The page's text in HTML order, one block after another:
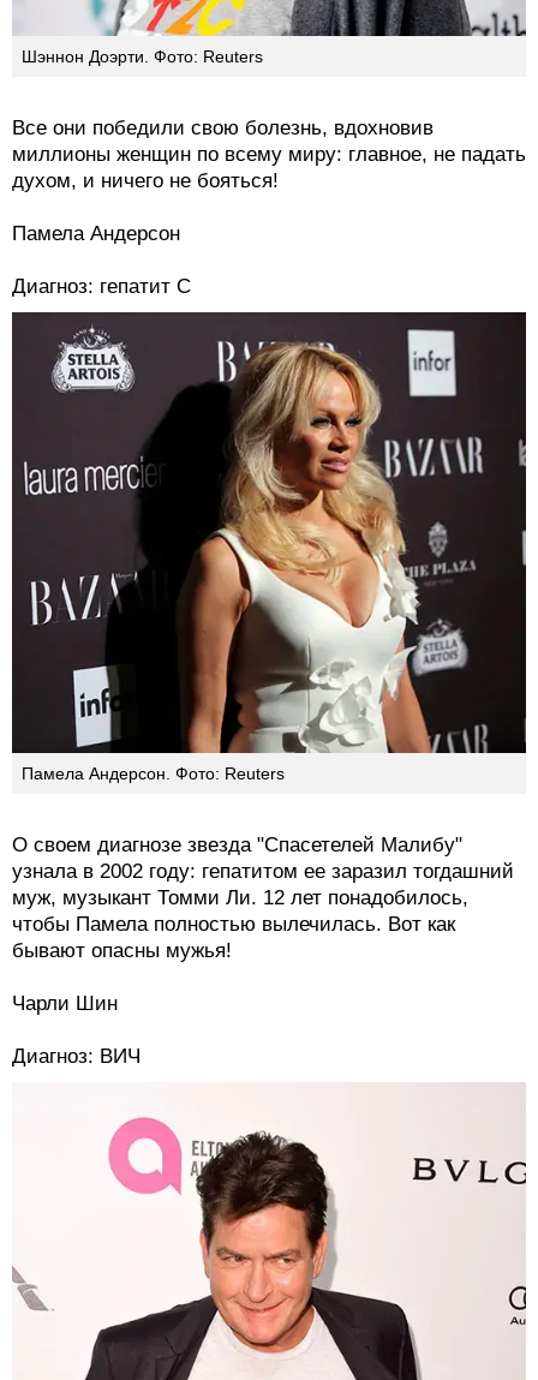
Шэннон Доэрти. Фото: Reuters
Все они победили свою болезнь, вдохновив
миллионы женщин по всему миру: главное, не падать
духом, и ничего не бояться!
Памела Андерсон
Диагноз: гепатит С
Памела Андерсон. Фото: Reuters
О своем диагнозе звезда "Спасетелей Малибу"
узнала в 2002 году: гепатитом ее заразил тогдашний
муж, музыкант Томми Ли. 12 лет понадобилось,
чтобы Памела полностью вылечилась. Вот как
бывают опасны мужья!
Чарли Шин
Диагноз: ВИЧ